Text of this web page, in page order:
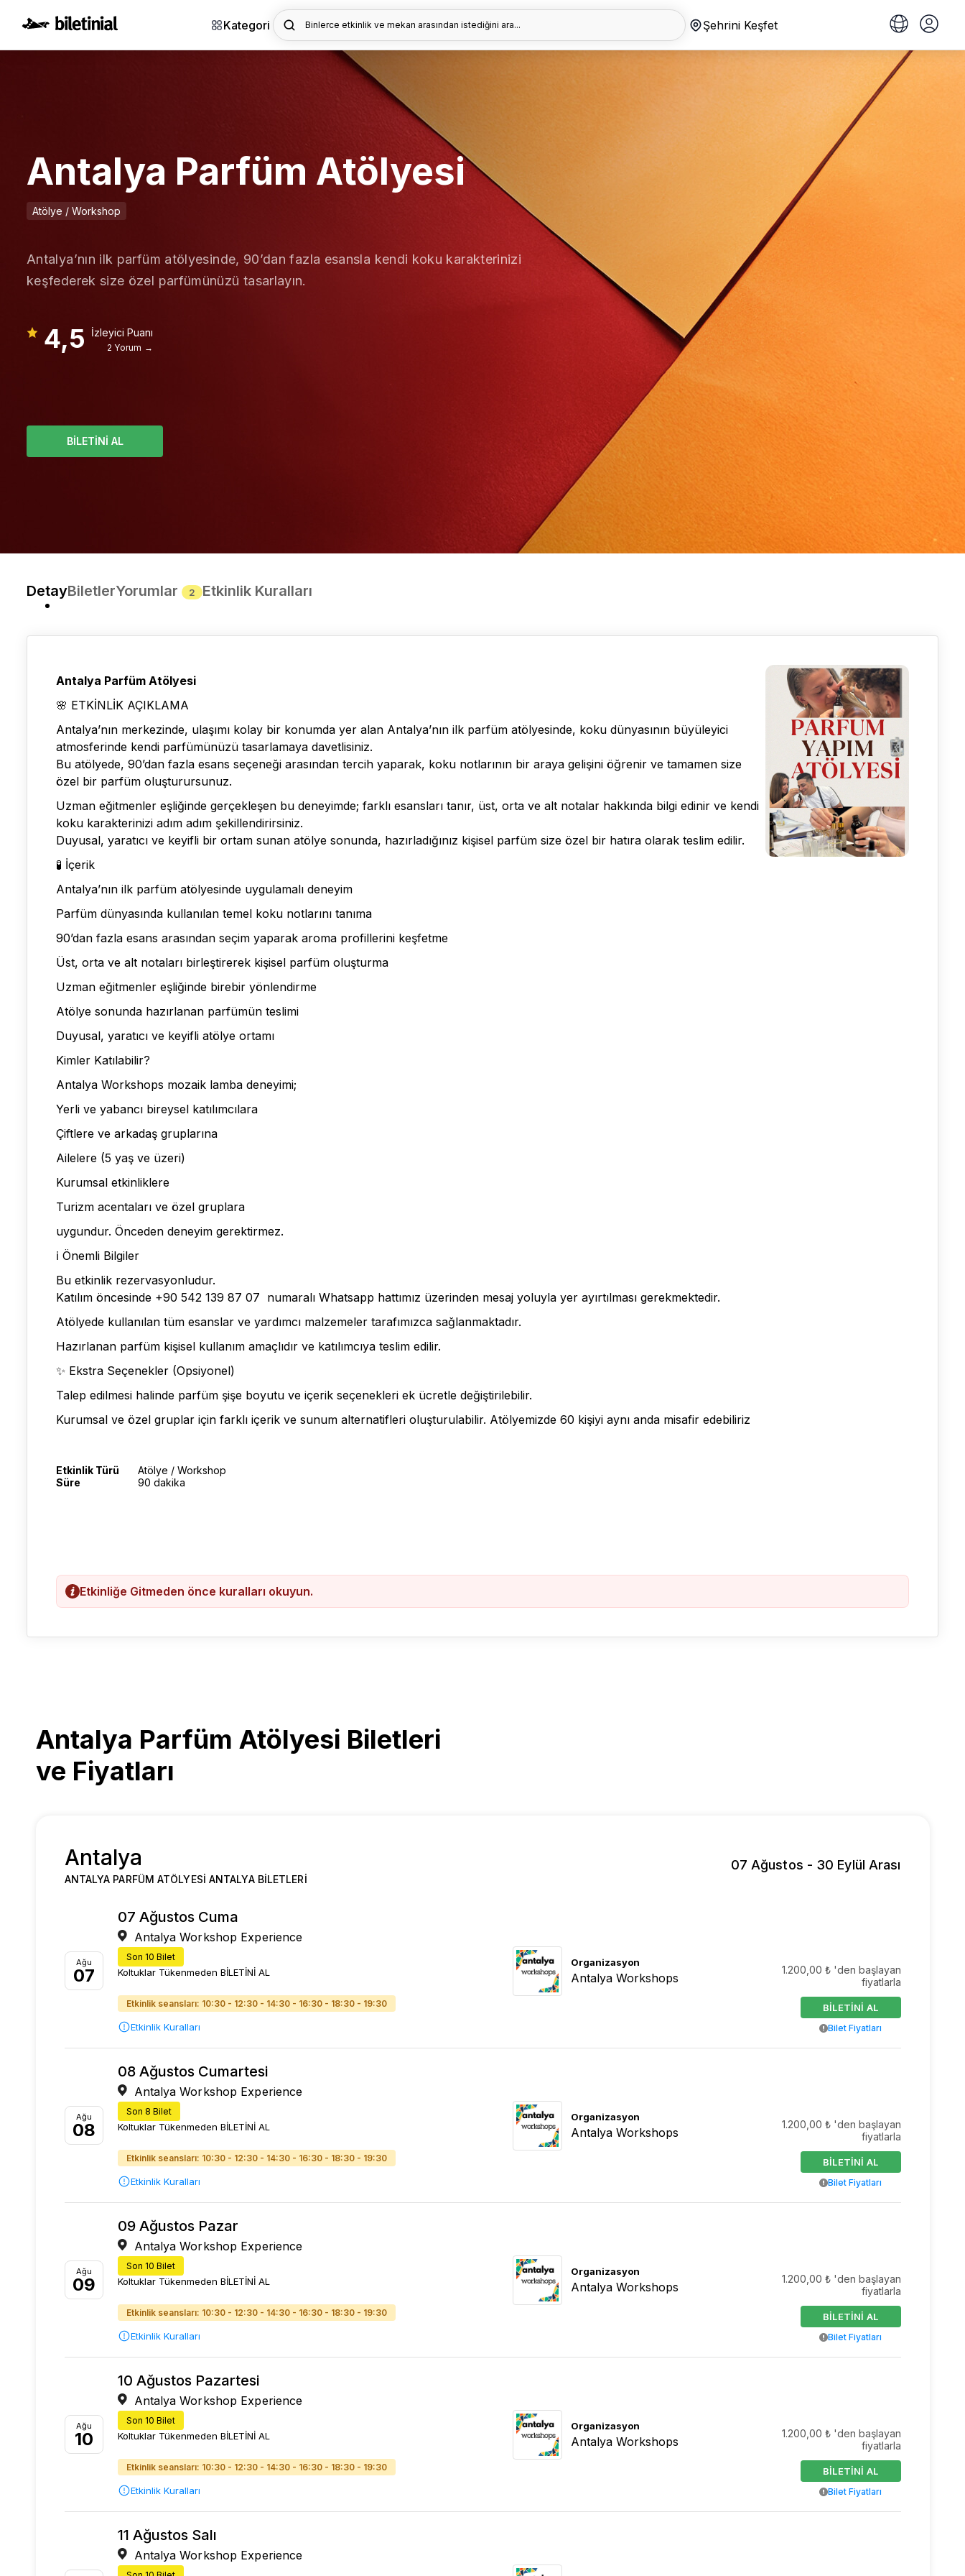
Kategori Binlerce etkinlik ve mekan arasından istediğini ara... Şehrini Keşfet
Antalya Parfüm Atölyesi
Atölye / Workshop
Antalya’nın ilk parfüm atölyesinde, 90’dan fazla esansla kendi koku karakterinizi
keşfederek size özel parfümünüzü tasarlayın.
4,5 İzleyici Puanı
2 Yorum →
BİLETİNİ AL
DetayBiletlerYorumlar 2 Etkinlik Kuralları
Antalya Parfüm Atölyesi
🌸 ETKİNLİK AÇIKLAMA
Antalya’nın merkezinde, ulaşımı kolay bir konumda yer alan Antalya’nın ilk parfüm atölyesinde, koku dünyasının büyüleyici
atmosferinde kendi parfümünüzü tasarlamaya davetlisiniz.
Bu atölyede, 90’dan fazla esans seçeneği arasından tercih yaparak, koku notlarının bir araya gelişini öğrenir ve tamamen size
özel bir parfüm oluşturursunuz.
Uzman eğitmenler eşliğinde gerçekleşen bu deneyimde; farklı esansları tanır, üst, orta ve alt notalar hakkında bilgi edinir ve kendi
koku karakterinizi adım adım şekillendirirsiniz.
Duyusal, yaratıcı ve keyifli bir ortam sunan atölye sonunda, hazırladığınız kişisel parfüm size özel bir hatıra olarak teslim edilir.
🧪 İçerik
Antalya’nın ilk parfüm atölyesinde uygulamalı deneyim
Parfüm dünyasında kullanılan temel koku notlarını tanıma
90’dan fazla esans arasından seçim yaparak aroma profillerini keşfetme
Üst, orta ve alt notaları birleştirerek kişisel parfüm oluşturma
Uzman eğitmenler eşliğinde birebir yönlendirme
Atölye sonunda hazırlanan parfümün teslimi
Duyusal, yaratıcı ve keyifli atölye ortamı
Kimler Katılabilir?
Antalya Workshops mozaik lamba deneyimi;
Yerli ve yabancı bireysel katılımcılara
Çiftlere ve arkadaş gruplarına
Ailelere (5 yaş ve üzeri)
Kurumsal etkinliklere
Turizm acentaları ve özel gruplara
uygundur. Önceden deneyim gerektirmez.
ℹ️ Önemli Bilgiler
Bu etkinlik rezervasyonludur.
Katılım öncesinde +90 542 139 87 07 numaralı Whatsapp hattımız üzerinden mesaj yoluyla yer ayırtılması gerekmektedir.
Atölyede kullanılan tüm esanslar ve yardımcı malzemeler tarafımızca sağlanmaktadır.
Hazırlanan parfüm kişisel kullanım amaçlıdır ve katılımcıya teslim edilir.
✨ Ekstra Seçenekler (Opsiyonel)
Talep edilmesi halinde parfüm şişe boyutu ve içerik seçenekleri ek ücretle değiştirilebilir.
Kurumsal ve özel gruplar için farklı içerik ve sunum alternatifleri oluşturulabilir. Atölyemizde 60 kişiyi aynı anda misafir edebiliriz
Etkinlik Türü
Atölye / Workshop
Süre
90 dakika
Etkinliğe Gitmeden önce kuralları okuyun.
Antalya Parfüm Atölyesi Biletleri
ve Fiyatları
Antalya
ANTALYA PARFÜM ATÖLYESI ANTALYA BILETLERI
07 Ağustos - 30 Eylül Arası
Ağu
07
07 Ağustos Cuma
Antalya Workshop Experience
Son 10 Bilet
Koltuklar Tükenmeden BİLETİNİ AL
Etkinlik seansları: 10:30 - 12:30 - 14:30 - 16:30 - 18:30 - 19:30
Etkinlik Kuralları
Organizasyon
Antalya Workshops
1.200,00 ₺ 'den başlayan
fiyatlarla
BİLETİNİ AL
Bilet Fiyatları
Ağu
08
08 Ağustos Cumartesi
Antalya Workshop Experience
Son 8 Bilet
Koltuklar Tükenmeden BİLETİNİ AL
Etkinlik seansları: 10:30 - 12:30 - 14:30 - 16:30 - 18:30 - 19:30
Etkinlik Kuralları
Organizasyon
Antalya Workshops
1.200,00 ₺ 'den başlayan
fiyatlarla
BİLETİNİ AL
Bilet Fiyatları
Ağu
09
09 Ağustos Pazar
Antalya Workshop Experience
Son 10 Bilet
Koltuklar Tükenmeden BİLETİNİ AL
Etkinlik seansları: 10:30 - 12:30 - 14:30 - 16:30 - 18:30 - 19:30
Etkinlik Kuralları
Organizasyon
Antalya Workshops
1.200,00 ₺ 'den başlayan
fiyatlarla
BİLETİNİ AL
Bilet Fiyatları
Ağu
10
10 Ağustos Pazartesi
Antalya Workshop Experience
Son 10 Bilet
Koltuklar Tükenmeden BİLETİNİ AL
Etkinlik seansları: 10:30 - 12:30 - 14:30 - 16:30 - 18:30 - 19:30
Etkinlik Kuralları
Organizasyon
Antalya Workshops
1.200,00 ₺ 'den başlayan
fiyatlarla
BİLETİNİ AL
Bilet Fiyatları
11 Ağustos Salı
Antalya Workshop Experience